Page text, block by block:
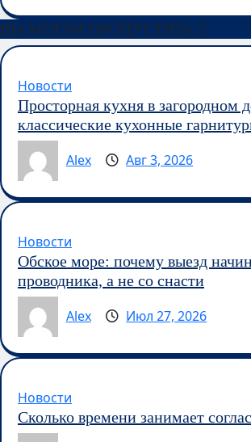
ВЫ МОГЛИ ПРОПУСТИТЬ
Новости
Просторная кухня в загородном
классические кухонные
Alex
Авг 3, 2026
Новости
Обское море: почему выезд
проводника, а не со снасти
Alex
Июл 27, 2026
Новости
Сколько времени занимает